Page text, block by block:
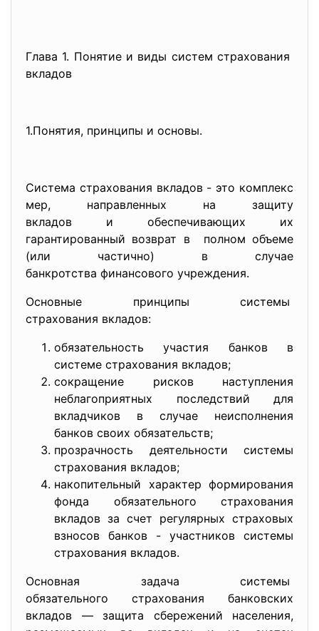
Глава 1. Понятие и виды систем страхования
вкладов
1.Понятия, принципы и основы.
Система страхования вкладов - это комплекс
мер, направленных на защиту
вкладов и обеспечивающих их
гарантированный возврат в полном объеме
(или частично) в случае
банкротства финансового учреждения.
Основные принципы системы
страхования вкладов:
обязательность участия банков в
системе страхования вкладов;
сокращение рисков наступления
неблагоприятных последствий для
вкладчиков в случае неисполнения
банков своих обязательств;
прозрачность деятельности системы
страхования вкладов;
накопительный характер формирования
фонда обязательного страхования
вкладов за счет регулярных страховых
взносов банков - участников системы
страхования вкладов.
Основная задача системы
обязательного страхования банковских
вкладов — защита сбережений населения,